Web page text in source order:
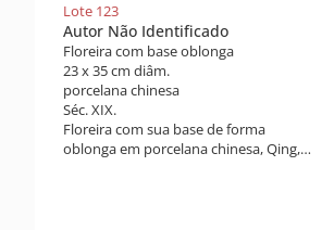
Lote 123
Autor Não Identificado
Floreira com base oblonga
23 x 35 cm diâm.
porcelana chinesa
Séc. XIX.
Floreira com sua base de forma
oblonga em porcelana chinesa, Qing,